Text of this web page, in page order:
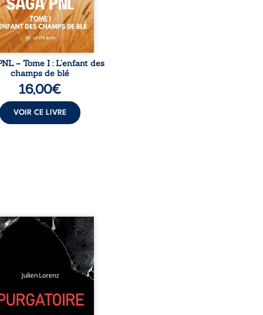
trône mais habité par ...
– Tome I : L’enfant des
champs de blé
16,00€
VOIR CE LIVRE
années d’écriture, de
d’émotions et de
se rencontrent dans
profondément
Entre nouvelles
poèmes
chaque texte
une porte sur